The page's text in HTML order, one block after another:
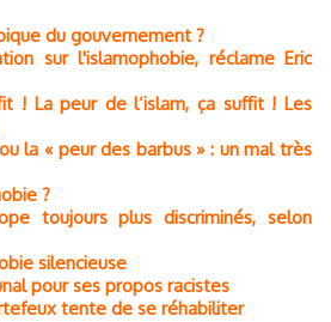
du gouvernement ?
sur l'islamophobie, réclame Eric
! La peur de l’islam, ça suffit ! Les
la « peur des barbus » : un mal très
?
toujours plus discriminés, selon
silencieuse
pour ses propos racistes
tente de se réhabiliter